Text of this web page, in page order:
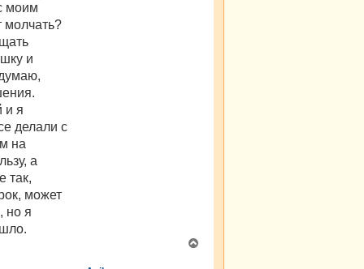
моим
молчать?
и
и я
делали с
на
а
так,
может
но я